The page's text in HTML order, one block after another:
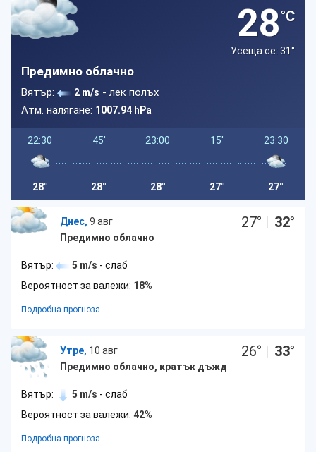
28°C
Усеща се: 31°
Предимно облачно
Вятър: 2 m/s - лек полъх
Атм. налягане: 1007.94 hPa
22:30
28°
45'
28°
23:00
28°
15'
27°
23:30
27°
Днес, 9 авг
Предимно облачно
27° | 32°
Вятър: 5 m/s - слаб
Вероятност за валежи: 18%
Подробна прогноза
Утре, 10 авг
Предимно облачно, кратък дъжд
26° | 33°
Вятър: 5 m/s - слаб
Вероятност за валежи: 42%
Подробна прогноза